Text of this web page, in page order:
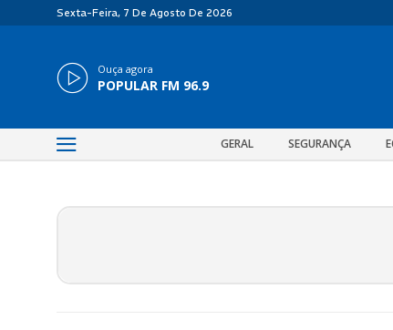
Sexta-Feira, 7 De Agosto De 2026
Ouça agora
POPULAR FM 96.9
GERAL SEGURANÇA